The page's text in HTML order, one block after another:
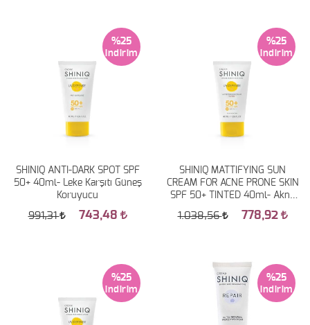
SHINIQ ANTI-DARK SPOT SPF
50+ 40ml- Leke Karşıtı Güneş
Koruyucu
%25
991,31 743,48
SHINIQ MATTIFYING SUN
CREAM FOR ACNE PRONE SKIN
SPF 50+ TINTED 40ml- Akne
Karşıtı Renkli Güneş Koruyucu
%25
1.038,56 778,92
%25 %25